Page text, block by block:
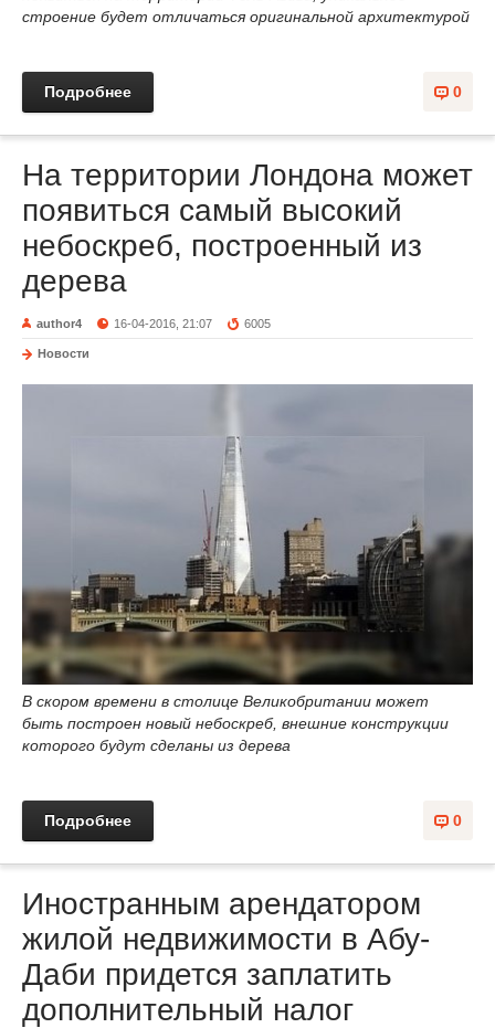
строение будет отличаться оригинальной архитектурой
0
Подробнее
На территории Лондона может
появиться самый высокий
небоскреб, построенный из
дерева
author4 16-04-2016, 21:07 6005
Новости
В скором времени в столице Великобритании может
быть построен новый небоскреб, внешние конструкции
которого будут сделаны из дерева
0
Подробнее
Иностранным арендатором
жилой недвижимости в Абу-
Даби придется заплатить
дополнительный налог